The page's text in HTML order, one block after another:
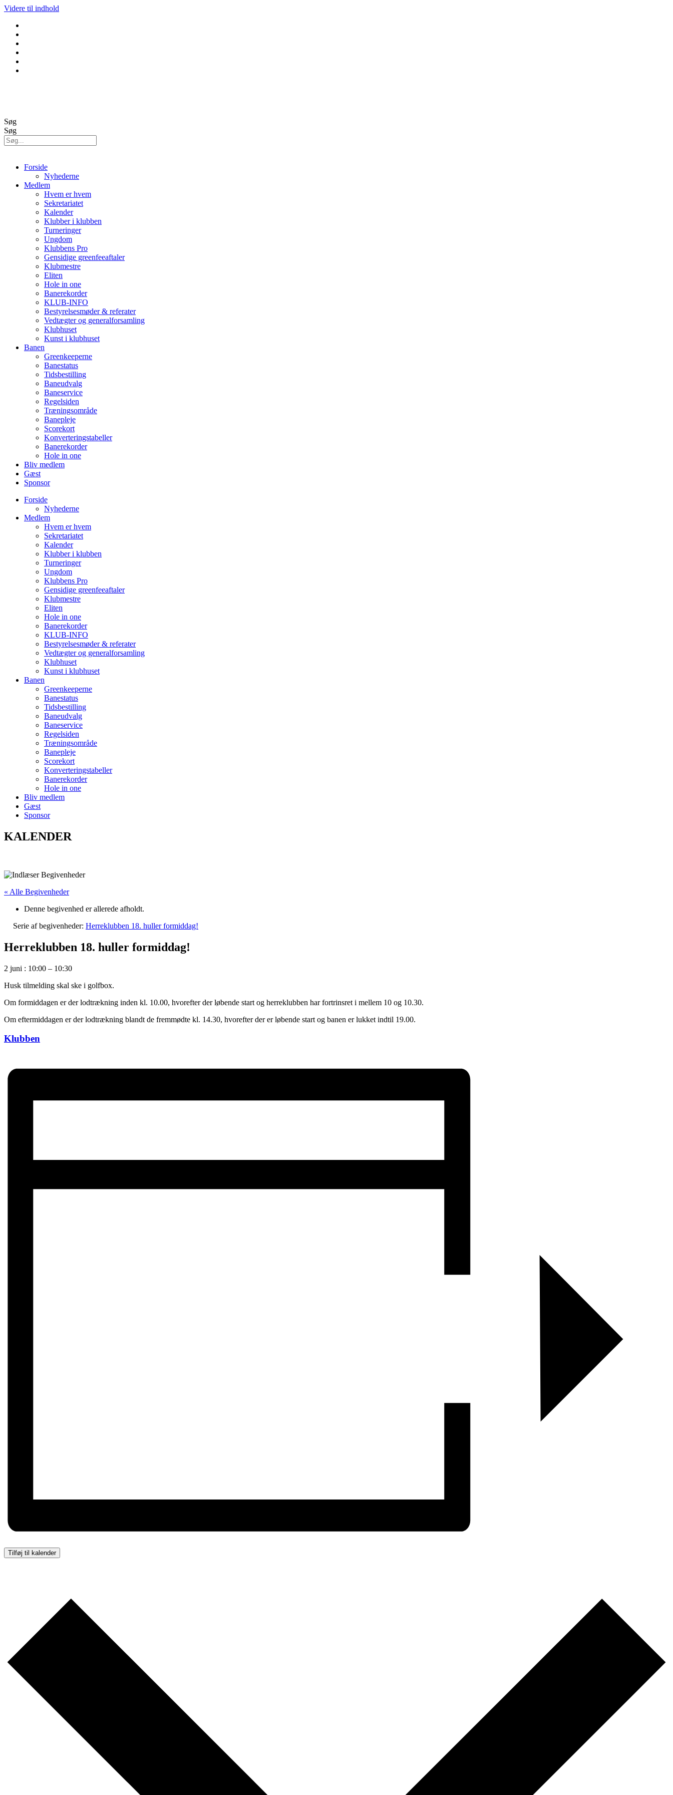
Videre til indhold
Søg
Søg
Forside
Nyhederne
Medlem
Hvem er hvem
Sekretariatet
Kalender
Klubber i klubben
Turneringer
Ungdom
Klubbens Pro
Gensidige greenfeeaftaler
Klubmestre
Eliten
Hole in one
Banerekorder
KLUB-INFO
Bestyrelsesmøder & referater
Vedtægter og generalforsamling
Klubhuset
Kunst i klubhuset
Banen
Greenkeeperne
Banestatus
Tidsbestilling
Baneudvalg
Baneservice
Regelsiden
Træningsområde
Banepleje
Scorekort
Konverteringstabeller
Banerekorder
Hole in one
Bliv medlem
Gæst
Sponsor
Forside
Nyhederne
Medlem
Hvem er hvem
Sekretariatet
Kalender
Klubber i klubben
Turneringer
Ungdom
Klubbens Pro
Gensidige greenfeeaftaler
Klubmestre
Eliten
Hole in one
Banerekorder
KLUB-INFO
Bestyrelsesmøder & referater
Vedtægter og generalforsamling
Klubhuset
Kunst i klubhuset
Banen
Greenkeeperne
Banestatus
Tidsbestilling
Baneudvalg
Baneservice
Regelsiden
Træningsområde
Banepleje
Scorekort
Konverteringstabeller
Banerekorder
Hole in one
Bliv medlem
Gæst
Sponsor
KALENDER
« Alle Begivenheder
Denne begivenhed er allerede afholdt.
Serie af begivenheder: Herreklubben 18. huller formiddag!
Herreklubben 18. huller formiddag!
2 juni : 10:00 – 10:30
Husk tilmelding skal ske i golfbox.
Om formiddagen er der lodtrækning inden kl. 10.00, hvorefter der løbende start og herreklubben har fortrinsret i mellem 10 og 10.30.
Om eftermiddagen er der lodtrækning blandt de fremmødte kl. 14.30, hvorefter der er løbende start og banen er lukket indtil 19.00.
Klubben
Tilføj til kalender